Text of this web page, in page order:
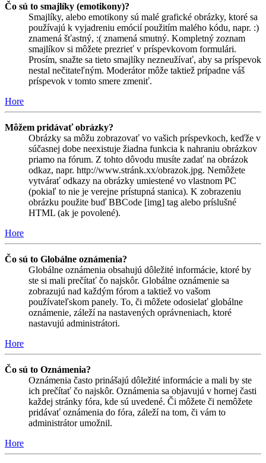
Čo sú to smajlíky (emotikony)?
Smajlíky, alebo emotikony sú malé grafické obrázky, ktoré sa
používajú k vyjadreniu emócií použitím malého kódu, napr. :)
znamená šťastný, :( znamená smutný. Kompletný zoznam
smajlíkov si môžete prezrieť v príspevkovom formulári.
Prosím, snažte sa tieto smajlíky nezneužívať, aby sa príspevok
nestal nečitateľným. Moderátor môže taktiež prípadne váš
príspevok v tomto smere zmeniť.
Hore
Môžem pridávať obrázky?
Obrázky sa môžu zobrazovať vo vašich príspevkoch, keďže v
súčasnej dobe neexistuje žiadna funkcia k nahraniu obrázkov
priamo na fórum. Z tohto dôvodu musíte zadať na obrázok
odkaz, napr. http://www.stránk.xx/obrazok.jpg. Nemôžete
vytvárať odkazy na obrázky umiestené vo vlastnom PC
(pokiaľ to nie je verejne prístupná stanica). K zobrazeniu
obrázku použite buď BBCode [img] tag alebo príslušné
HTML (ak je povolené).
Hore
Čo sú to Globálne oznámenia?
Globálne oznámenia obsahujú dôležité informácie, ktoré by
ste si mali prečítať čo najskôr. Globálne oznámenie sa
zobrazujú nad každým fórom a taktiež vo vašom
používateľskom panely. To, či môžete odosielať globálne
oznámenie, záleží na nastavených oprávneniach, ktoré
nastavujú administrátori.
Hore
Čo sú to Oznámenia?
Oznámenia často prinášajú dôležité informácie a mali by ste
ich prečítať čo najskôr. Oznámenia sa objavujú v hornej časti
každej stránky fóra, kde sú uvedené. Či môžete či nemôžete
pridávať oznámenia do fóra, záleží na tom, či vám to
administrátor umožnil.
Hore